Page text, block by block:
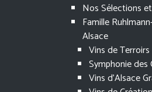
Nos Sélections
Famille
Alsace
Vins de Terroirs
Symphonie des
Vins d'Alsace